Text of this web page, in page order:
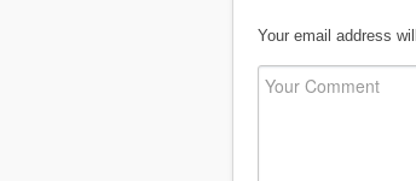
Your email address